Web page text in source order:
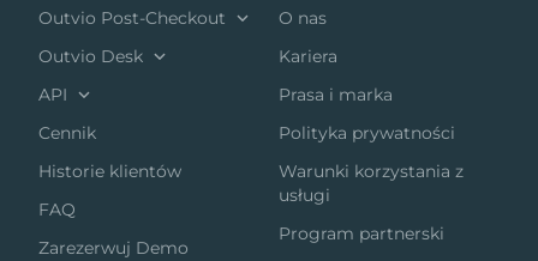
Outvio Post-Checkout
Outvio Desk
API
Cennik
Historie klientów
FAQ
Zarezerwuj Demo
O nas
Kariera
Prasa i marka
Polityka prywatności
Warunki korzystania z
usługi
Program partnerski